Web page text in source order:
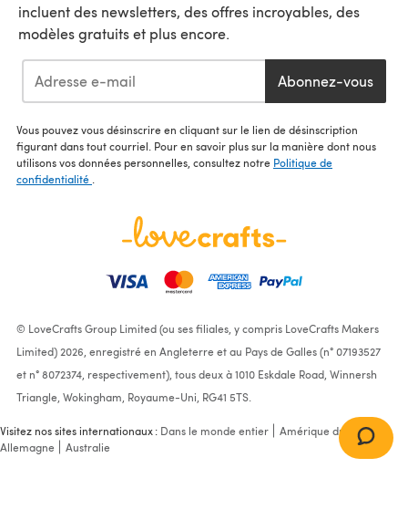
incluent des newsletters, des offres incroyables, des
modèles gratuits et plus encore.
Abonnez-vous
Vous pouvez vous désinscrire en cliquant sur le lien de désinscription
figurant dans tout courriel. Pour en savoir plus sur la manière dont nous
utilisons vos données personnelles, consultez notre Politique de
confidentialité
© LoveCrafts Group Limited (ou ses filiales, y compris LoveCrafts Makers
Limited) 2026, enregistré en Angleterre et au Pays de Galles (n° 07193527
et n° 8072374, respectivement), tous deux à 1010 Eskdale Road, Winnersh
Triangle, Wokingham, Royaume-Uni, RG41 5TS.
Visitez nos sites internationaux : Dans le monde entier
Amérique du Nord
Allemagne
Australie